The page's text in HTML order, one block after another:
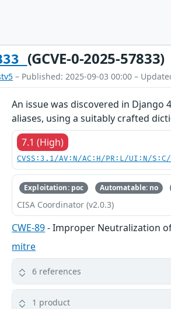
(GCVE-0-2025-57833)
– Published: 2025-09-03 00:00 –
An issue was discovered in Django
aliases, using a suitably crafted
7.1 (High)
CVSS:3.1/AV:N/AC:H/PR:L/UI:N/
Exploitation: poc Automatable: no
CISA Coordinator (v2.0.3)
CWE-89- Improper Neutralization
mitre
6 references
1 product